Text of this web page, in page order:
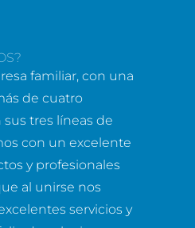
familiar, con una
de cuatro
tres líneas de
con un excelente
y profesionales
al unirse nos
servicios y